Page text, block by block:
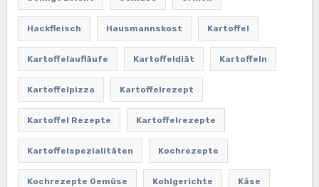
Hackfleisch Hausmannskost Kartoffel
Kartoffelaufläufe Kartoffeldiät Kartoffeln
Kartoffelpizza Kartoffelrezept
Kartoffel Rezepte Kartoffelrezepte
Kartoffelspezialitäten Kochrezepte
Kochrezepte Gemüse Kohlgerichte Käse